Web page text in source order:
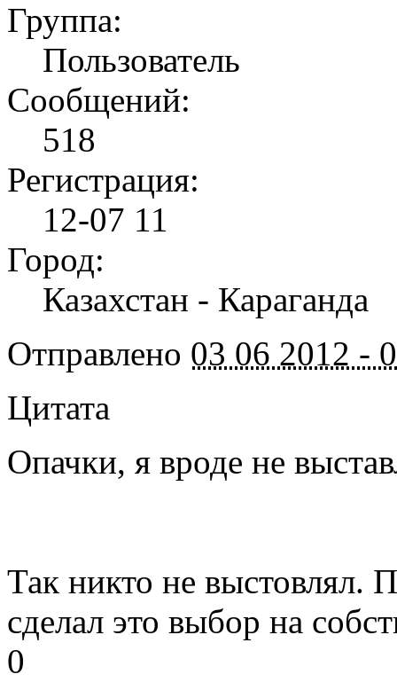
Группа:
Пользователь
Сообщений:
518
Регистрация:
12-07 11
Город:
Казахстан - Караганда
Отправлено 03 06 2012 -
Цитата
Опачки, я вроде не
Так никто не выстовлял.
сделал это выбор на
0